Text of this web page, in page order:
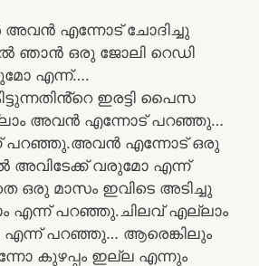
എന്നോട് ചോദിച്ചു
ഞാൻ ഒരു ജോലി റെഡി
എന്ന്….
ഇരട്ടി പൈസ
അവൻ എന്നോട് പറഞ്ഞു…
പറഞ്ഞു.അവൻ എന്നോട് ഒരു
അവിടേക്ക് വരുമോ എന്ന്
ഒരു മാസം ഇവിടെ അടിച്ചു
എന്ന് പറഞ്ഞു.ചിലവ് എല്ലാം
പറഞ്ഞു… ആരെങ്കിലും
കുഴപ്പം ഇല്ല എന്നും